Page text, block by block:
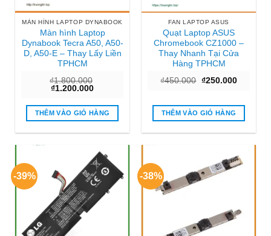
MÀN HÌNH LAPTOP DYNABOOK
Màn hình Laptop
Dynabook Tecra A50, A50-
D, A50-E – Thay Lấy Liền
TPHCM
₫1.800.000
Giá
là:
₫1.800.000.
₫1.200.000Giá
tại
là:
₫1.200.000.
THÊM VÀO GIỎ HÀNG
FAN LAPTOP ASUS
Quạt Laptop ASUS
Chromebook CZ1000 –
Thay Nhanh Tại Cửa
Hàng TPHCM
₫450.000 Giá
₫450.000.
₫250.000Giá
là:
THÊM VÀO GIỎ HÀNG
-39% -38%